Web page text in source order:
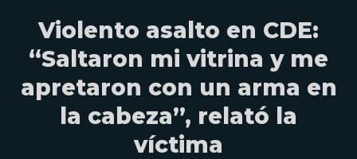
Violento asalto en CDE:
“Saltaron mi vitrina y me
apretaron con un arma en
la cabeza”, relató la
víctima